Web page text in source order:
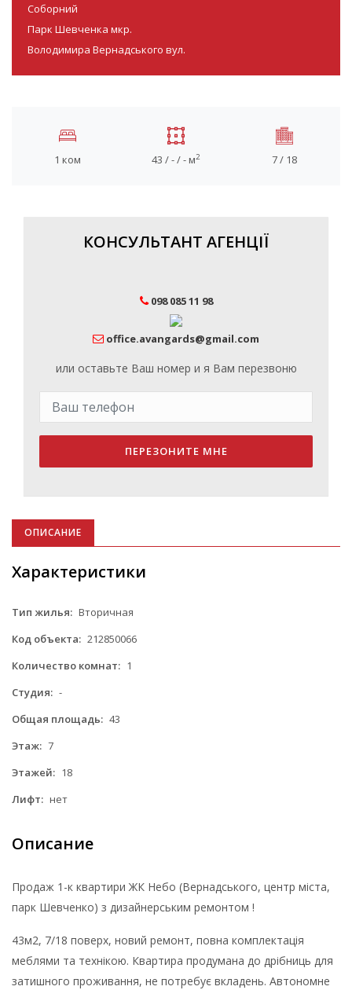
Соборний
Парк Шевченка мкр.
Володимира Вернадського вул.
1 ком 43 / - / - м2 7 / 18
КОНСУЛЬТАНТ АГЕНЦІЇ
098 085 11 98
office.avangards@gmail.com
или оставьте Ваш номер и я Вам перезвоню
ПЕРЕЗОНИТЕ МНЕ
ОПИСАНИЕ
Характеристики
Тип жилья: Вторичная
Код объекта: 212850066
Количество комнат: 1
Студия: -
Общая площадь: 43
Этаж: 7
Этажей: 18
Лифт: нет
Описание
Продаж 1-к квартири ЖК Небо (Вернадського, центр міста,
парк Шевченко) з дизайнерським ремонтом !
43м2, 7/18 поверх, новий ремонт, повна комплектація
меблями та технікою. Квартира продумана до дрібниць для
затишного проживання, не потребує вкладень. Автономне